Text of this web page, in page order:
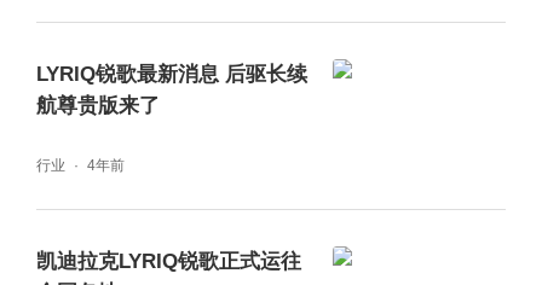
LYRIQ锐歌最新消息 后驱长续
航尊贵版来了
行业 4年前
凯迪拉克LYRIQ锐歌正式运往